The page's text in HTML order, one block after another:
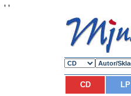
' '
CD LP